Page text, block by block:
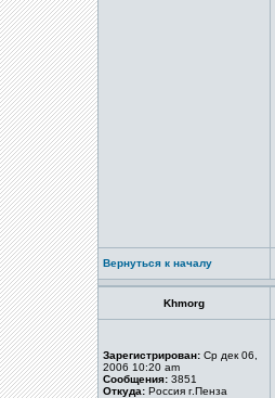
Вернуться к началу
Khmorg
Зарегистрирован: Ср дек 06,
2006 10:20 am
Сообщения: 3851
Откуда: Россия г.Пенза